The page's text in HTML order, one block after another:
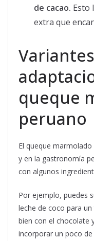
de cacao. Esto
extra que
queque
peruano
El queque
y en la gastronomía
con algunos
Por ejemplo, puedes
leche de coco para
bien con el chocolate
incorporar un poco